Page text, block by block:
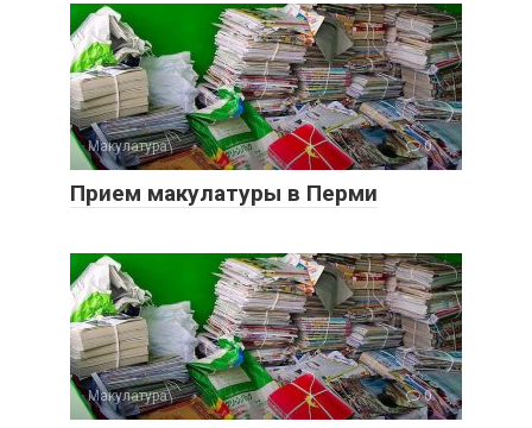
Макулатура 0
Прием макулатуры в Перми
Макулатура 0